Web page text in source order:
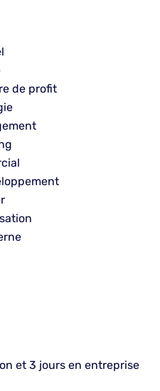
de profit
et 3 jours en entreprise